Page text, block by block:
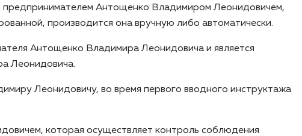
предпринимателем Антощенко Владимиром Леонидовичем,
производится она вручную либо автоматически.
Антощенко Владимира Леонидовича и является
Леонидовича.
Леонидовичу, во время первого вводного инструктажа
которая осуществляет контроль соблюдения